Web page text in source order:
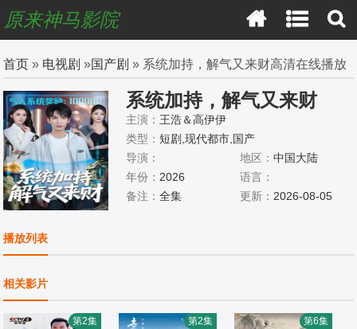
原来神马影院
首页 » 电视剧 »国产剧 » 系统加持，解气又来财高清在线播放
系统加持，解气又来财
主演： 王浩＆高伊伊
类型：短剧,现代都市,国产
导演：
地区： 中国大陆
年份： 2026
语言：
备注：全集 更新： 2026-08-05
播放列表
相关影片
第2集 第2集 第6集